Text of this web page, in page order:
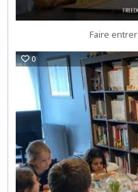
Faire entrer
0